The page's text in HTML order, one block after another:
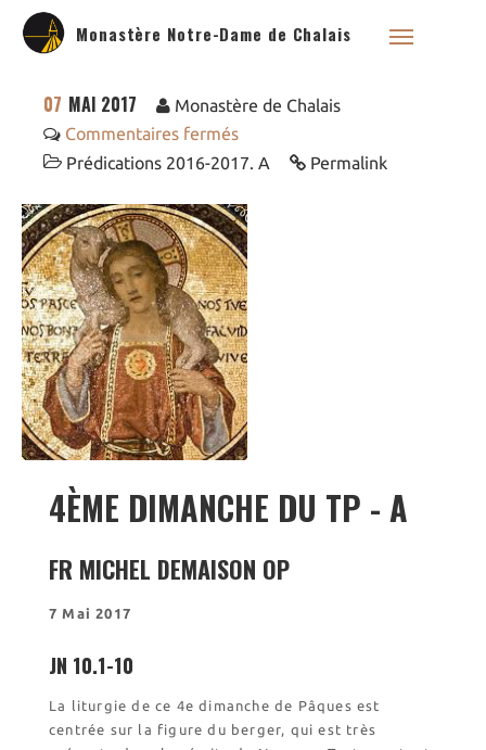
Monastère Notre-Dame de Chalais
l’église de Chalais
Visite symbolique de
Visites virtuelles
Informations pratiques
Horaires
07 MAI 2017
Monastère de Chalais
Commentaires fermés
Prédications 2016-2017. A
Permalink
4ÈME DIMANCHE DU TP - A
FR MICHEL DEMAISON OP
7 Mai 2017
JN 10.1-10
La liturgie de ce 4e dimanche de Pâques est
centrée sur la figure du berger, qui est très